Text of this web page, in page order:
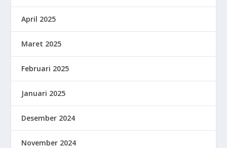
April 2025
Maret 2025
Februari 2025
Januari 2025
Desember 2024
November 2024